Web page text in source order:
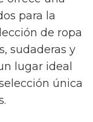
para la
de ropa
sudaderas y
lugar ideal
única